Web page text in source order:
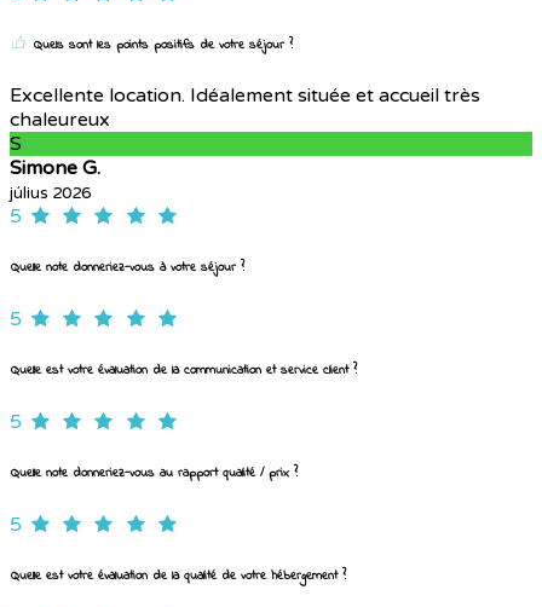
Quels sont les points positifs de votre séjour ?
Excellente location. Idéalement située et accueil très
chaleureux
S
Simone G.
július 2026
5
Quelle note donneriez-vous à votre séjour ?
5
Quelle est votre évaluation de la communication et service client ?
5
Quelle note donneriez-vous au rapport qualité / prix ?
5
Quelle est votre évaluation de la qualité de votre hébergement ?